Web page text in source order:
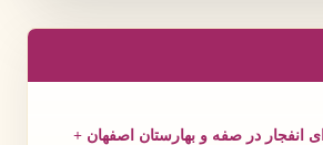
انفجار در صفه و بهارستان اصفهان +